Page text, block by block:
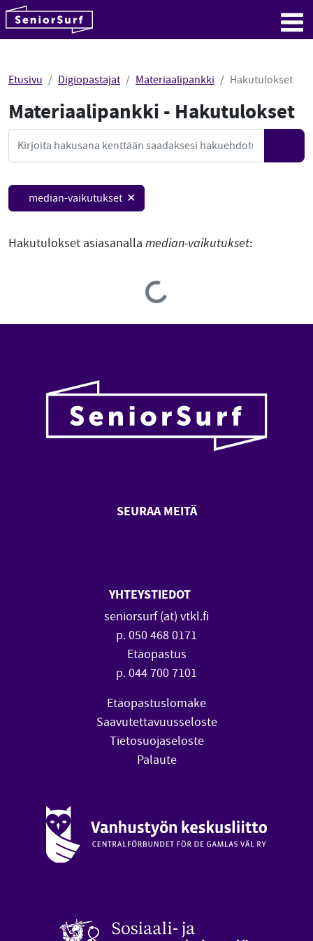
Hyppää sisältöön
Etusivu Digiopastajat Materiaalipankki Hakutulokset
Materiaalipankki - Hakutulokset
Haku
Hae
median-vaikutukset ✕
Hakutulokset asiasanalla median-vaikutukset:
Loading...
SEURAA MEITÄ
YHTEYSTIEDOT
seniorsurf (at) vtkl.fi
p. 050 468 0171
Etäopastus
p. 044 700 7101
Etäopastuslomake
Saavutettavuusseloste
Tietosuojaseloste
Palaute